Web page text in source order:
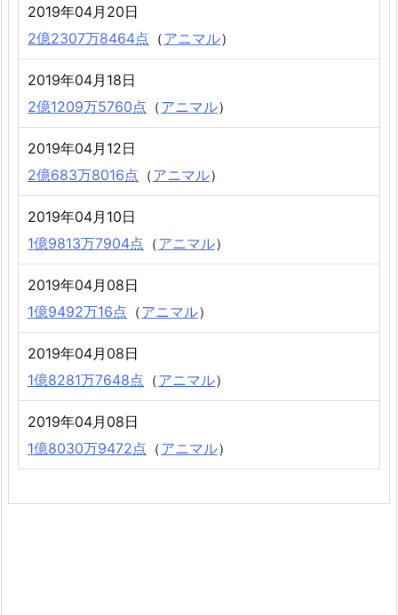
2019年04月20日
2億2307万8464点 （アニマル）
2019年04月18日
2億1209万5760点 （アニマル）
2019年04月12日
2億683万8016点 （アニマル）
2019年04月10日
1億9813万7904点 （アニマル）
2019年04月08日
1億9492万16点 （アニマル）
2019年04月08日
1億8281万7648点 （アニマル）
2019年04月08日
1億8030万9472点 （アニマル）